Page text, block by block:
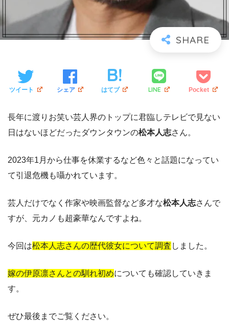
ツイート シェア はてブ LINE Pocket
長年に渡りお笑い芸人界のトップに君臨しテレビで見ない
日はないほどだったダウンタウンの松本人志さん。
2023年1月から仕事を休業するなど色々と話題になってい
て引退危機も囁かれています。
芸人だけでなく作家や映画監督など多才な松本人志さんで
すが、元カノも超豪華なんですよね。
今回は松本人志さんの歴代彼女について調査 しました。
嫁の伊原凛さんとの馴れ初めについても確認していきま
す。
ぜひ最後までご覧ください。